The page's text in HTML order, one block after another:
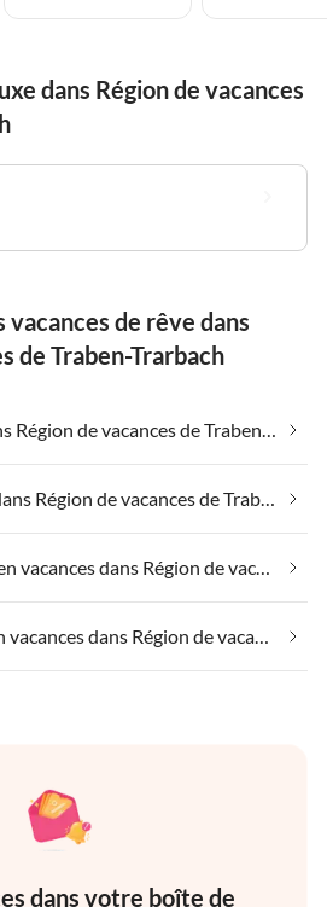
dans Région de vacances
vacances de rêve dans
de Traben-Trarbach
Adapté aux familles dans Région de vacances de Traben-Trarbach
Bien-être le week-end dans Région de vacances de Traben-Trarbach
Emmener votre animal en vacances dans Région de vacances de Traben-Trarbach
Emmener votre chien en vacances dans Région de vacances de Traben-Trarbach
dans votre boîte de